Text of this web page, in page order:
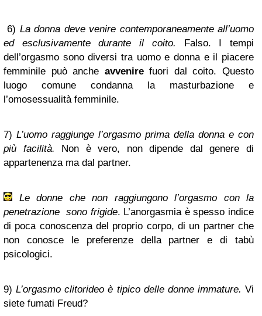
6) La donna deve venire contemporaneamente all’uomo
ed esclusivamente durante il coito.
Falso. I tempi
dell’orgasmo sono diversi tra uomo e donna e il piacere
femminile può anche avvenirefuori dal coito. Questo
luogo comune condanna la masturbazione e
l’omosessualità femminile.
7) L’uomo raggiunge l’orgasmo prima della donna e con
più facilità.
Non è vero, non dipende dal genere di
appartenenza ma dal partner.
Le donne che non raggiungono l’orgasmo con la
penetrazione sono frigide. L’anorgasmia è spesso indice
di poca conoscenza del proprio corpo, di un partner che
non conosce le preferenze della partner e di tabù
psicologici.
9)L’orgasmo clitorideo è tipico delle donne immature. Vi
siete fumati Freud?